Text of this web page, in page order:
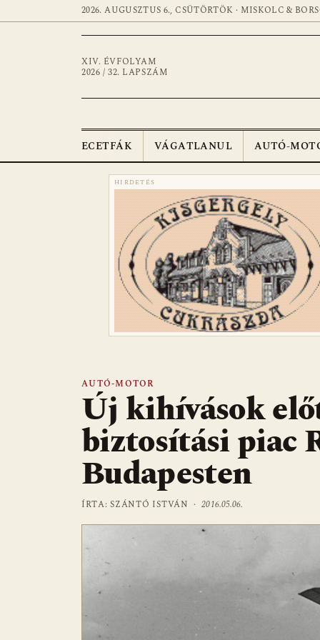
2026. AUGUSZTUS 6., CSÜTÖRTÖK · MISKOLC &
XIV. ÉVFOLYAM
2026 / 32. LAPSZÁM
ECETFÁK VÁGATLANUL AUTÓ-
HIRDETÉS
AUTÓ-MOTOR
Új kihívások
biztosítási piac
Budapesten
ÍRTA: SZÁNTÓ ISTVÁN ·2016.05.06.